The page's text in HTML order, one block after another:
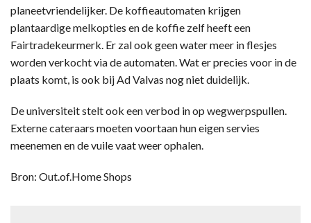
planeetvriendelijker. De koffieautomaten krijgen
plantaardige melkopties en de koffie zelf heeft een
Fairtradekeurmerk. Er zal ook geen water meer in flesjes
worden verkocht via de automaten. Wat er precies voor in de
plaats komt, is ook bij Ad Valvas nog niet duidelijk.
De universiteit stelt ook een verbod in op wegwerpspullen.
Externe cateraars moeten voortaan hun eigen servies
meenemen en de vuile vaat weer ophalen.
Bron: Out.of.Home Shops